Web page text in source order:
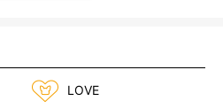
LOVE